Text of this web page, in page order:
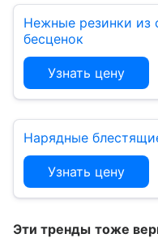
Нежные резинки из
бесценок
Узнать цену
Нарядные
Узнать цену
Эти тренды тоже